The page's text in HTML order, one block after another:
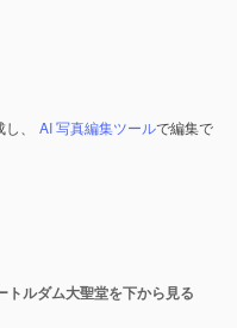
、 AI 写真編集ツールで編集で
トルダム大聖堂を下から見る